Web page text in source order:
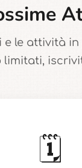
e le attività
limitati,
🗓️